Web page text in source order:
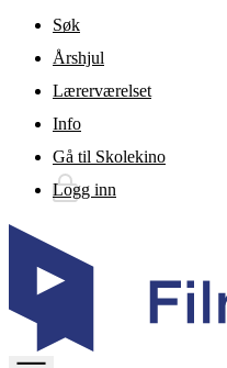
Gå til hovedinnhold
Søk
Årshjul
Lærerværelset
Info
Gå til Skolekino
Logg inn